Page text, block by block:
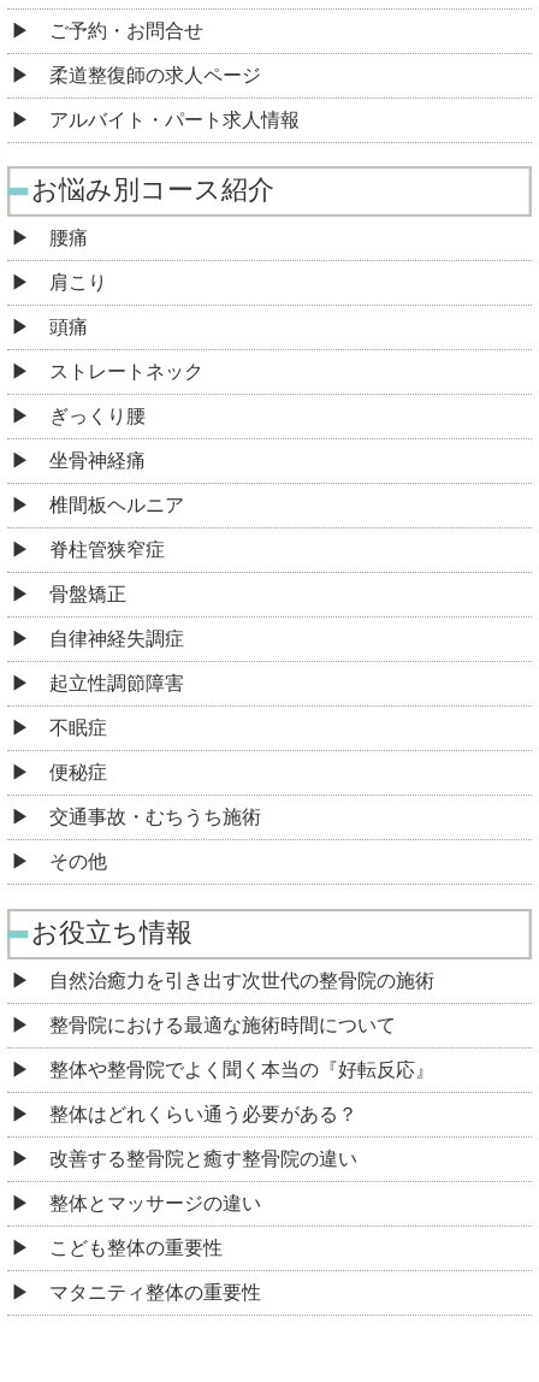
ご予約・お問合せ
柔道整復師の求人ページ
アルバイト・パート求人情報
お悩み別コース紹介
腰痛
肩こり
頭痛
ストレートネック
ぎっくり腰
坐骨神経痛
椎間板ヘルニア
脊柱管狭窄症
骨盤矯正
自律神経失調症
起立性調節障害
不眠症
便秘症
交通事故・むちうち施術
その他
お役立ち情報
自然治癒力を引き出す次世代の整骨院の施術
整骨院における最適な施術時間について
整体や整骨院でよく聞く本当の『好転反応』
整体はどれくらい通う必要がある？
改善する整骨院と癒す整骨院の違い
整体とマッサージの違い
こども整体の重要性
マタニティ整体の重要性